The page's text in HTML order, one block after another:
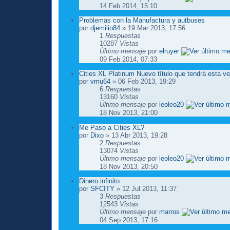
14 Feb 2014, 15:10
Problemas con la Manufactura y autbuses
pordjemilio84 » 19 Mar 2013, 17:56
1Respuestas
10287 Vistas
Último mensaje porelruyer
09 Feb 2014, 07:33
Cities XL Platinum Nuevo título que tendrá esta
porvmu64 » 06 Feb 2013, 19:29
6Respuestas
13160 Vistas
Último mensaje por leoleo20
18 Nov 2013, 21:00
Me Paso a Cities XL?
por Dixo » 13 Abr 2013, 19:28
2Respuestas
13074 Vistas
Último mensaje porleoleo20
18 Nov 2013, 20:50
Dinero infinito
porSFCITY » 12 Jul 2013, 11:37
3Respuestas
12543 Vistas
Último mensaje pormarros
04 Sep 2013, 17:16